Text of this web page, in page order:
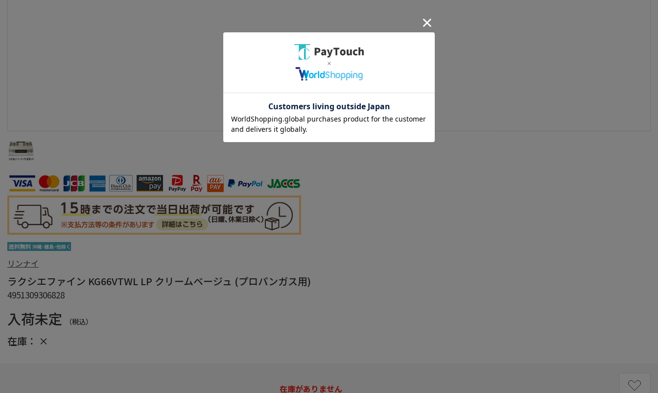
リンナイ
ラクシエファイン KG66VTWL LP クリームベージュ (プロパンガス用)
4951309306828
入荷未定 （税込）
在庫： ×
在庫がありません